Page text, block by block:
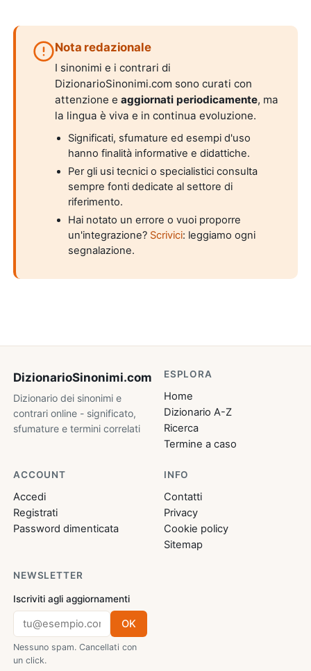
Nota redazionale
I sinonimi e i contrari di
DizionarioSinonimi.com sono curati con
attenzione eaggiornati periodicamente, ma
la lingua è viva e in continua evoluzione.
Significati, sfumature ed esempi d'uso
hanno finalità informative e didattiche.
Per gli usi tecnici o specialistici consulta
sempre fonti dedicate al settore di
riferimento.
Hai notato un errore o vuoi proporre
un'integrazione? Scrivici: leggiamo ogni
segnalazione.
DizionarioSinonimi.com
Dizionario dei sinonimi e
contrari online - significato,
sfumature e termini correlati
ESPLORA
Home
Dizionario A-Z
Ricerca
Termine a caso
ACCOUNT
Accedi
Registrati
Password dimenticata
INFO
Contatti
Privacy
Cookie policy
Sitemap
NEWSLETTER
Iscriviti agli aggiornamenti
OK
Nessuno spam. Cancellati con
un click.